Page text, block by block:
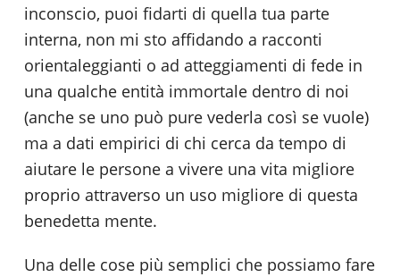
inconscio, puoi fidarti di quella tua parte
interna, non mi sto affidando a racconti
orientaleggianti o ad atteggiamenti di fede in
una qualche entità immortale dentro di noi
(anche se uno può pure vederla così se vuole)
ma a dati empirici di chi cerca da tempo di
aiutare le persone a vivere una vita migliore
proprio attraverso un uso migliore di questa
benedetta mente.
Una delle cose più semplici che possiamo fare